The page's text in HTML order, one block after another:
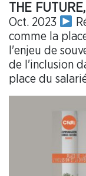
THE
Oct. 2023
comme la
l'enjeu de
de l'inclusion
place du